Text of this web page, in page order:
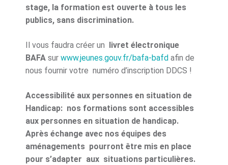
stage, la formation est ouverte à tous les
publics, sans discrimination.
Il vous faudra créer un livret électronique
BAFA sur www.jeunes.gouv.fr/bafa-bafd afin de
nous fournir votre numéro d’inscription DDCS !
Accessibilité aux personnes en situation de
Handicap: nos formations sont accessibles
aux personnes en situation de handicap.
Après échange avec nos équipes des
aménagements pourront être mis en place
pour s’adapter aux situations particulières.